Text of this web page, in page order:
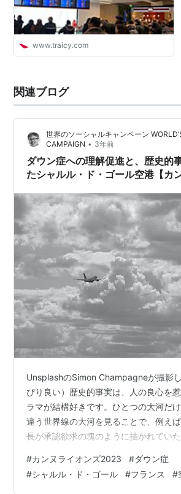
www.traicy.com
関連ブログ
世界のソーシャルキャンペーン
CAMPAIGN • 3年前
ダウン症への理解促進と、歴史的
たシャルル・ド・ゴール空港【カ
UnsplashのSimon Champagneが撮影
ぴり良い）歴史的事実は、人の良心を
ラマが結構好きです。ひとつの大河だ
違う世界線の大河を見ることで、例え
長が承認欲求の塊のように描かれてい
同じ歴史的資料に基づいた創作でも、光
姿形はここまで変わるのか、という奥深
#カンヌライオンズ2023 #ダウン症
#シャルル・ド・ゴール #フランス #